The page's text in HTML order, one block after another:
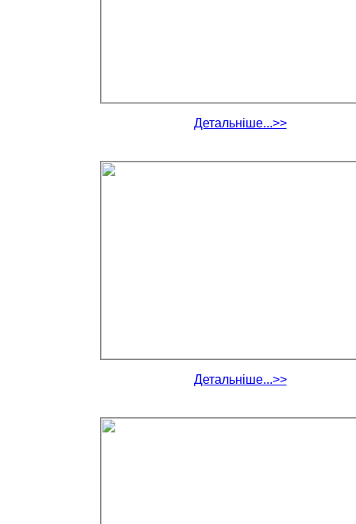
Детальніше...>>
Детальніше...>>